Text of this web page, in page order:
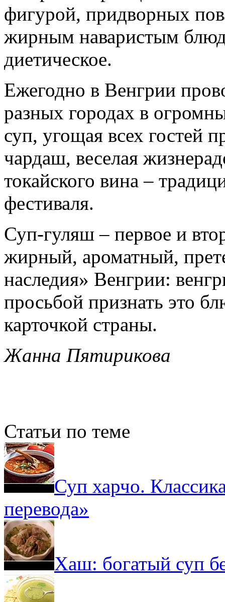
фигурой, придворных
жирным наваристым
диетическое.
Ежегодно в Венгрии
разных городах в
суп, угощая всех гостей
чардаш, веселая
токайского вина –
фестиваля.
Суп-гуляш – первое и
жирный, ароматный,
наследия» Венгрии:
просьбой признать это
карточкой страны.
Жанна Пятирикова
Статьи по теме
Суп харчо.
перевода»
Хаш: богатый суп